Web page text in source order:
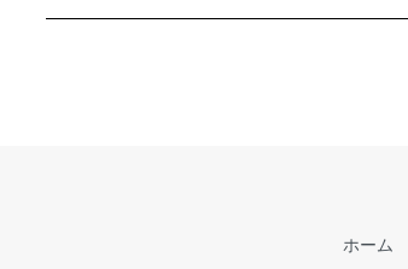
ホーム